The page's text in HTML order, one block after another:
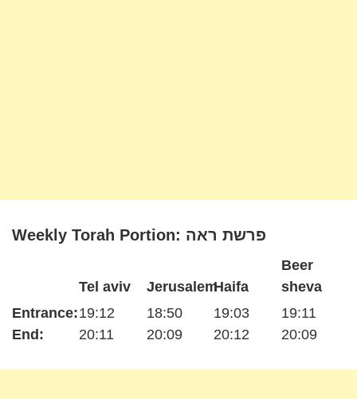
Weekly Torah Portion: פרשת ראה
Entrance:
End:
Tel aviv
19:12
20:11
Jerusalem
18:50
20:09
Haifa
19:03
20:12
Beer
sheva
19:11
20:09